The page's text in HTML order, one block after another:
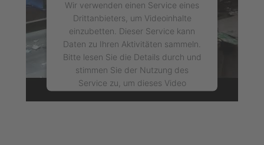
Wir verwenden einen Service eines
Drittanbieters, um Videoinhalte
einzubetten. Dieser Service kann
Daten zu Ihren Aktivitäten sammeln.
Bitte lesen Sie die Details durch und
stimmen Sie der Nutzung des
Service zu, um dieses Video